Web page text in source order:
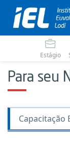
Estágio
Para seu